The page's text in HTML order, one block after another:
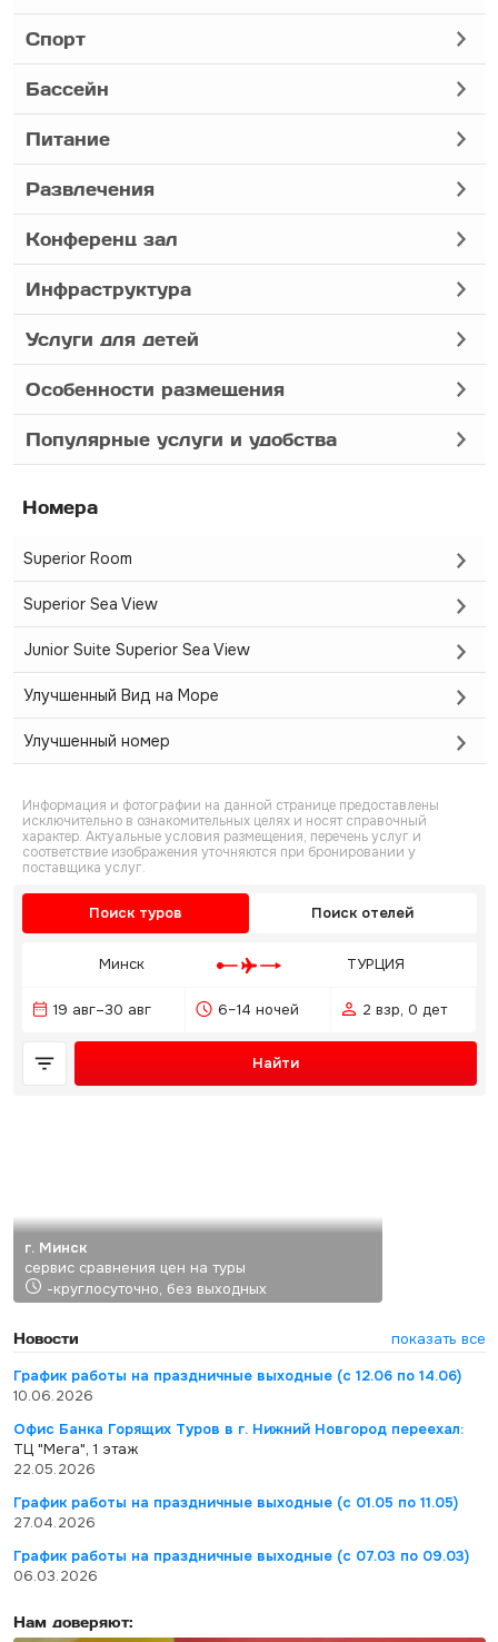
Спорт
Бассейн
Питание
Развлечения
Конференц зал
Инфраструктура
Услуги для детей
Особенности размещения
Популярные услуги и удобства
Номера
Superior Room
Superior Sea View
Junior Suite Superior Sea View
Улучшенный Вид на Море
Улучшенный номер
Информация и фотографии на данной странице предоставлены
исключительно в ознакомительных целях и носят справочный
характер. Актуальные условия размещения, перечень услуг и
соответствие изображения уточняются при бронировании у
поставщика услуг.
Поиск туров Поиск отелей
Минск ТУРЦИЯ
19 авг–30 авг 6–14 ночей 2 взр, 0 дет
Найти
г. Минск
сервис сравнения цен на туры
-круглосуточно, без выходных
Новости
показать все
График работы на праздничные выходные (с 12.06 по 14.06)
10.06.2026
Офис Банка Горящих Туров в г. Нижний Новгород переехал:
ТЦ "Мега", 1 этаж
22.05.2026
График работы на праздничные выходные (с 01.05 по 11.05)
27.04.2026
График работы на праздничные выходные (с 07.03 по 09.03)
06.03.2026
Нам доверяют: